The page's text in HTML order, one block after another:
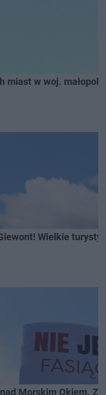
miast w woj.
Wielkie
Morskim Okiem.